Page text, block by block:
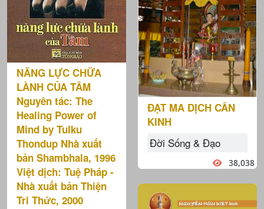
NĂNG LỰC CHỮA
LÀNH CỦA TÂM
Nguyên tác: The
Healing Power of
Mind by Tulku
Thondup Nhà xuất
bản Shambhala, 1996
Việt dịch: Tuệ Pháp -
Nhà xuất bản Thiện
Tri Thức, 2000
ĐẠT MA DỊCH CÂN
KINH
Đời Sống & Đạo
38,038